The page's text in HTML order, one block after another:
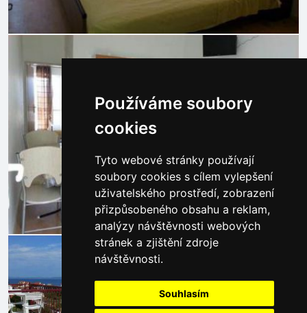
Používáme soubory
cookies
Tyto webové stránky používají
soubory cookies s cílem vylepšení
uživatelského prostředí, zobrazení
přizpůsobeného obsahu a reklam,
analýzy návštěvnosti webových
stránek a zjištění zdroje
návštěvnosti.
Souhlasím